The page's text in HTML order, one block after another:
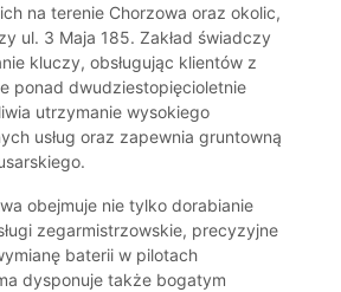
na terenie Chorzowa oraz okolic,
ul. 3 Maja 185. Zakład świadczy
kluczy, obsługując klientów z
ponad dwudziestopięcioletnie
utrzymanie wysokiego
usług oraz zapewnia gruntowną
obejmuje nie tylko dorabianie
zegarmistrzowskie, precyzyjne
baterii w pilotach
dysponuje także bogatym